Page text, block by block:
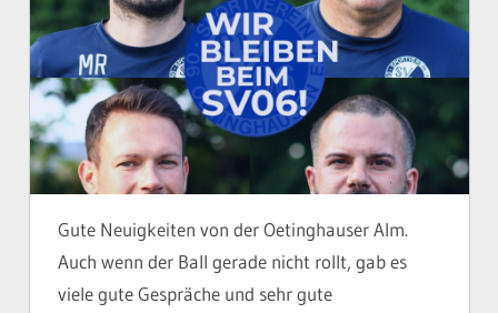
Gute Neuigkeiten von der Oetinghauser Alm.
Auch wenn der Ball gerade nicht rollt, gab es
viele gute Gespräche und sehr gute